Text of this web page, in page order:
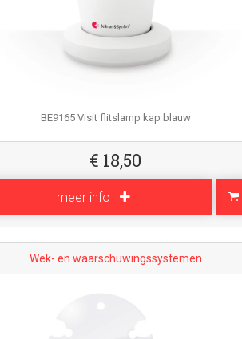
BE9165 Visit flitslamp kap blauw
€ 18,50
meer info
Wek- en waarschuwingssystemen